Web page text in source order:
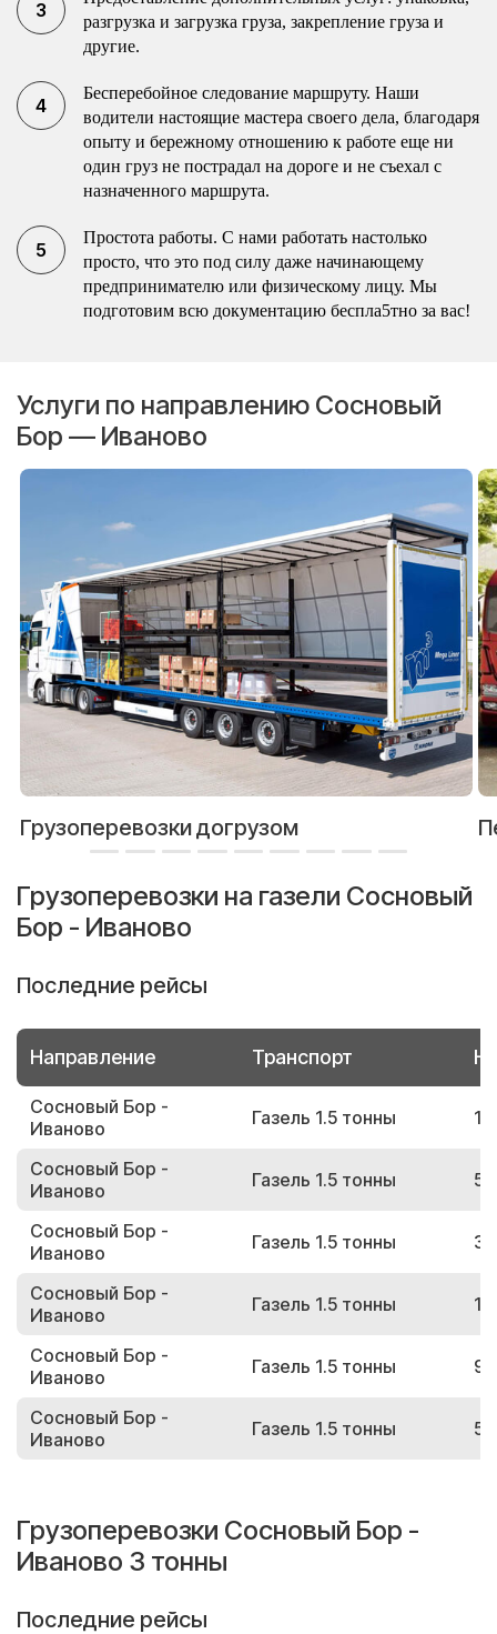
разгрузка и загрузка груза, закрепление груза и
другие.
Бесперебойное следование маршруту. Наши
водители настоящие мастера своего дела, благодаря
опыту и бережному отношению к работе еще ни
один груз не пострадал на дороге и не съехал с
назначенного маршрута.
Простота работы. С нами работать настолько
просто, что это под силу даже начинающему
предпринимателю или физическому лицу. Мы
подготовим всю документацию беспла5тно за вас!
Услуги по направлению Сосновый
Бор — Иваново
Грузоперевозки догрузом
Грузоперевозки на газели Сосновый
Бор - Иваново
Последние рейсы
Направление Транспорт
Сосновый Бор -
Иваново
Газель 1.5 тонны
Сосновый Бор -
Иваново
Газель 1.5 тонны
Сосновый Бор -
Иваново
Газель 1.5 тонны
Сосновый Бор -
Иваново
Газель 1.5 тонны
Сосновый Бор -
Иваново
Газель 1.5 тонны
Сосновый Бор -
Иваново
Газель 1.5 тонны
Грузоперевозки Сосновый Бор -
Иваново 3 тонны
Последние рейсы